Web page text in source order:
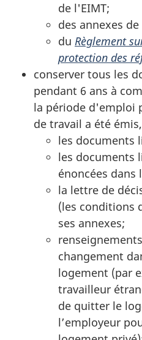
de l'EIMT;
des annexes
du Règlement
protection des
conserver tous les
pendant 6 ans à
la période d'emploi
de travail a été
les documents
les documents
énoncées dans
la lettre de
(les conditions
ses annexes;
changement
logement (par
travailleur
de quitter le
l’employeur